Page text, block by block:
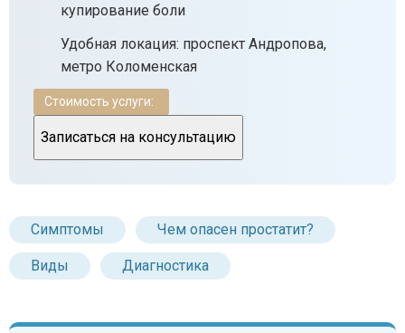
купирование боли
Удобная локация: проспект Андропова,
метро Коломенская
Стоимость услуги:
Записаться на консультацию
Симптомы Чем опасен простатит?
Виды Диагностика